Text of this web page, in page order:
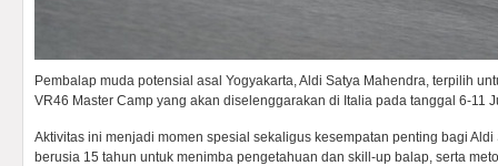
Pembalap muda potensial asal Yogyakarta, Aldi Satya Mahendra, terpilih
VR46 Master Camp yang akan diselenggarakan di Italia pada tanggal 6-11
Aktivitas ini menjadi momen spesial sekaligus kesempatan penting bagi
berusia 15 tahun untuk menimba pengetahuan dan skill-up balap, serta